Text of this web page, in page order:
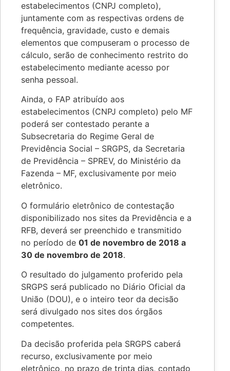
estabelecimentos (CNPJ completo),
juntamente com as respectivas ordens de
frequência, gravidade, custo e demais
elementos que compuseram o processo de
cálculo, serão de conhecimento restrito do
estabelecimento mediante acesso por
senha pessoal.
Ainda, o FAP atribuído aos
estabelecimentos (CNPJ completo) pelo MF
poderá ser contestado perante a
Subsecretaria do Regime Geral de
Previdência Social – SRGPS, da Secretaria
de Previdência – SPREV, do Ministério da
Fazenda – MF, exclusivamente por meio
eletrônico.
O formulário eletrônico de contestação
disponibilizado nos sites da Previdência e a
RFB, deverá ser preenchido e transmitido
no período de 01 de novembro de 2018 a
30 de novembro de 2018.
O resultado do julgamento proferido pela
SRGPS será publicado no Diário Oficial da
União (DOU), e o inteiro teor da decisão
será divulgado nos sites dos órgãos
competentes.
Da decisão proferida pela SRGPS caberá
recurso, exclusivamente por meio
eletrônico, no prazo de trinta dias, contado